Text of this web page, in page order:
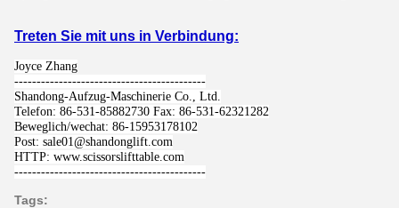
Treten Sie mit uns in Verbindung:
Joyce Zhang
-------------------------------------------
Shandong-Aufzug-Maschinerie Co., Ltd.
Telefon: 86-531-85882730 Fax: 86-531-62321282
Beweglich/wechat: 86-15953178102
Post: sale01@shandonglift.com
HTTP: www.scissorslifttable.com
-------------------------------------------
Tags: